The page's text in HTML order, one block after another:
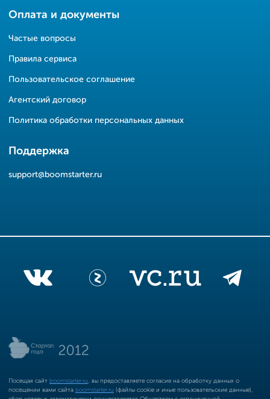
Оплата и документы
Частые вопросы
Правила сервиса
Пользовательское соглашение
Агентский договор
Политика обработки персональных данных
Поддержка
support@boomstarter.ru
Посещая сайт boomstarter.ru , вы предоставляете согласие на обработку данных о
посещении вами сайта boomstarter.ru (файлы cookie и иные пользовательские данные),